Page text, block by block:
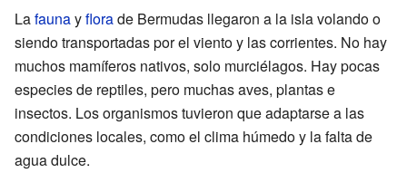
Lafaunayflorade Bermudas llegaron a la isla volando o
siendo transportadas por el viento y las corrientes. No hay
muchos mamíferos nativos, solo murciélagos. Hay pocas
especies de reptiles, pero muchas aves, plantas e
insectos. Los organismos tuvieron que adaptarse a las
condiciones locales, como el clima húmedo y la falta de
agua dulce.